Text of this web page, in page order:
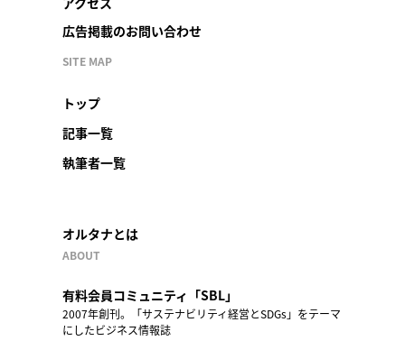
広告掲載のお問い合わせ
SITE MAP
トップ
記事一覧
執筆者一覧
オルタナとは
ABOUT
有料会員コミュニティ「SBL」
2007年創刊。「サステナビリティ経営とSDGs」をテーマ
にしたビジネス情報誌